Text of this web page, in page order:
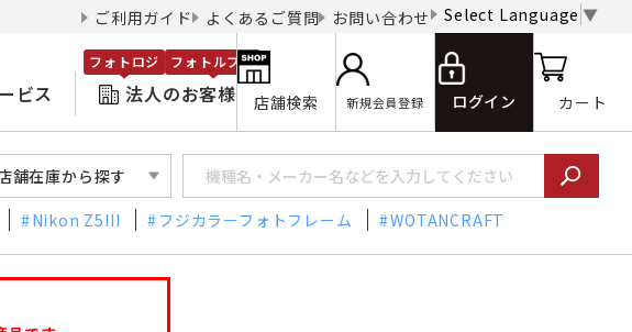
ご利用ガイド よくあるご質問 お問い合わせ Select Language ▼
ビス 法人のお客様
フォトロジ フォトルプロ
店舗検索 新規会員登録 ログイン カート
舗在庫から探す
Nikon Z5III フジカラーフォトフレーム WOTANCRAFT